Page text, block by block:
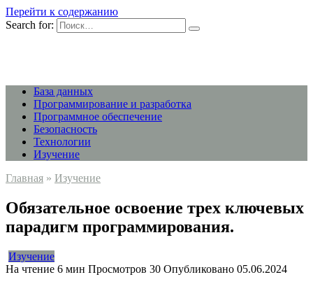
Перейти к содержанию
Search for:
База данных
Программирование и разработка
Программное обеспечение
Безопасность
Технологии
Изучение
Главная » Изучение
Обязательное освоение трех ключевых
парадигм программирования.
Изучение
На чтение 6 мин Просмотров 30 Опубликовано 05.06.2024